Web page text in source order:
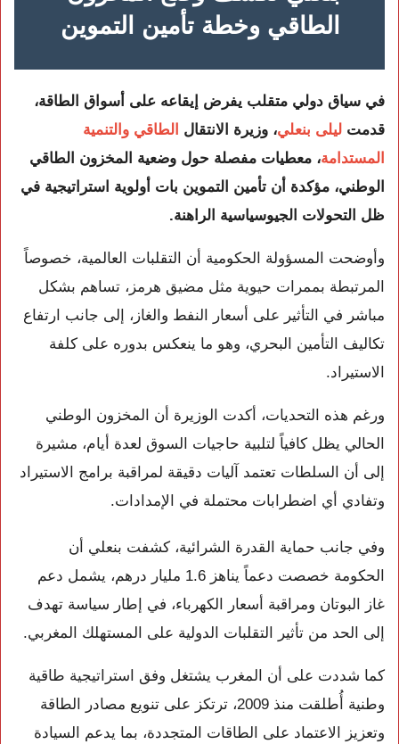
الطاقي وخطة تأمين التموين
في سياق دولي متقلب يفرض إيقاعه على أسواق الطاقة،
قدمت ليلى بنعلي، وزيرة الانتقال الطاقي والتنمية
المستدامة، معطيات مفصلة حول وضعية المخزون الطاقي
الوطني، مؤكدة أن تأمين التموين بات أولوية استراتيجية في
ظل التحولات الجيوسياسية الراهنة.
وأوضحت المسؤولة الحكومية أن التقلبات العالمية، خصوصاً
المرتبطة بممرات حيوية مثل مضيق هرمز ، تساهم بشكل
مباشر في التأثير على أسعار النفط والغاز، إلى جانب ارتفاع
تكاليف التأمين البحري، وهو ما ينعكس بدوره على كلفة
الاستيراد.
ورغم هذه التحديات، أكدت الوزيرة أن المخزون الوطني
الحالي يظل كافياً لتلبية حاجيات السوق لعدة أيام، مشيرة
إلى أن السلطات تعتمد آليات دقيقة لمراقبة برامج الاستيراد
وتفادي أي اضطرابات محتملة في الإمدادات.
وفي جانب حماية القدرة الشرائية، كشفت بنعلي أن
الحكومة خصصت دعماً يناهز 1.6 مليار درهم، يشمل دعم
غاز البوتان ومراقبة أسعار الكهرباء، في إطار سياسة تهدف
إلى الحد من تأثير التقلبات الدولية على المستهلك المغربي.
كما شددت على أن المغرب يشتغل وفق استراتيجية طاقية
وطنية أُطلقت منذ 2009، ترتكز على تنويع مصادر الطاقة
وتعزيز الاعتماد على الطاقات المتجددة، بما يدعم السيادة